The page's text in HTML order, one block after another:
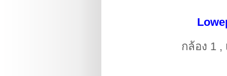
กล้อง 1 ,